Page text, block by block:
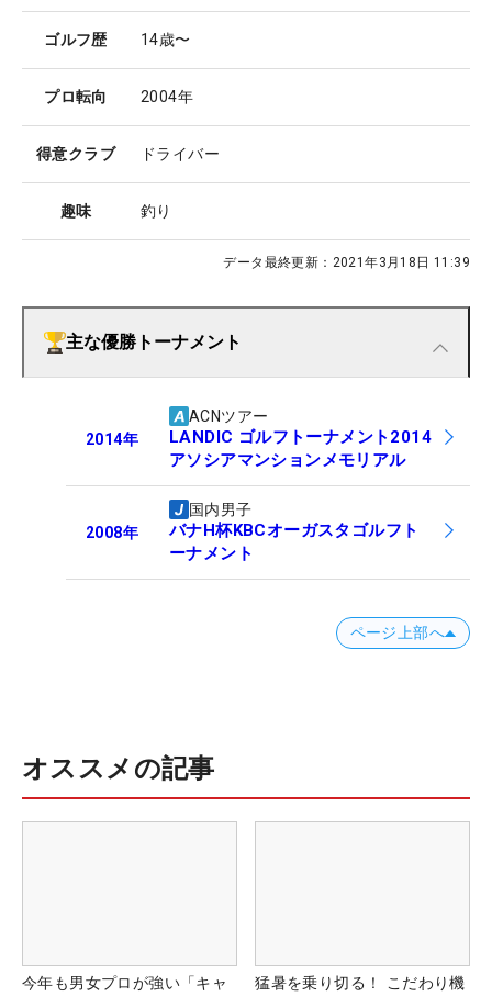
ゴルフ歴 14歳〜
プロ転向 2004年
得意クラブ ドライバー
趣味 釣り
データ最終更新： 2021年3月18日 11:39
主な優勝トーナメント
2014年
ACNツアー
LANDIC ゴルフトーナメント2014
アソシアマンションメモリアル
2008年
国内男子
バナH杯KBCオーガスタゴルフト
ーナメント
ページ上部へ
オススメの記事
今年も男女プロが強い「キャ
猛暑を乗り切る！ こだわり機